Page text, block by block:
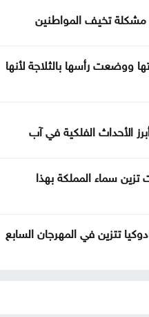
مشكلة تخيف المواطنين
ووضعت رأسها بالثلاجة لأنها
الأحداث الفلكية في آب
سماء المملكة بهذا
تتزين في المهرجان السابع